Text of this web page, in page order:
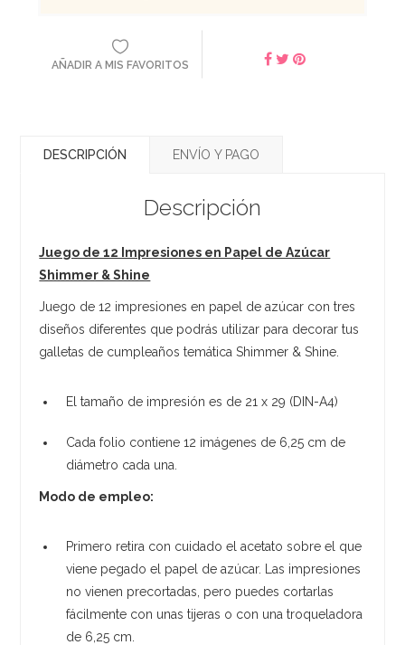
AÑADIR A MIS FAVORITOS
DESCRIPCIÓN ENVÍO Y PAGO
Descripción
Juego de 12 Impresiones en Papel de Azúcar
Shimmer & Shine
Juego de 12 impresiones en papel de azúcar con tres
diseños diferentes que podrás utilizar para decorar tus
galletas de cumpleaños temática Shimmer & Shine.
El tamaño de impresión es de 21 x 29 (DIN-A4)
Cada folio contiene 12 imágenes de 6,25 cm de
diámetro cada una.
Modo de empleo:
Primero retira con cuidado el acetato sobre el que
viene pegado el papel de azúcar. Las impresiones
no vienen precortadas, pero puedes cortarlas
fácilmente con unas tijeras o con una troqueladora
de 6,25 cm.